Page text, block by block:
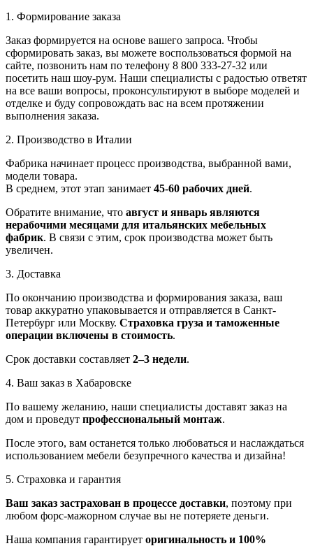
1. Формирование заказа
Заказ формируется на основе вашего запроса. Чтобы
сформировать заказ, вы можете воспользоваться формой на
сайте, позвонить нам по телефону 8 800 333-27-32 или
посетить наш шоу-рум. Наши специалисты с радостью ответят
на все ваши вопросы, проконсультируют в выборе моделей и
отделке и буду сопровождать вас на всем протяжении
выполнения заказа.
2. Производство в Италии
Фабрика начинает процесс производства, выбранной вами,
модели товара.
В среднем, этот этап занимает 45-60 рабочих дней.
Обратите внимание, что август и январь являются
нерабочими месяцами для итальянских мебельных
фабрик. В связи с этим, срок производства может быть
увеличен.
3. Доставка
По окончанию производства и формирования заказа, ваш
товар аккуратно упаковывается и отправляется в Санкт-
Петербург или Москву. Страховка груза и таможенные
операции включены в стоимость.
Срок доставки составляет 2–3 недели.
4. Ваш заказ в Хабаровске
По вашему желанию, наши специалисты доставят заказ на
дом и проведут профессиональный монтаж.
После этого, вам останется только любоваться и наслаждаться
использованием мебели безупречного качества и дизайна!
5. Страховка и гарантия
Ваш заказ застрахован в процессе доставки, поэтому при
любом форс-мажорном случае вы не потеряете деньги.
Наша компания гарантирует оригинальность и 100%